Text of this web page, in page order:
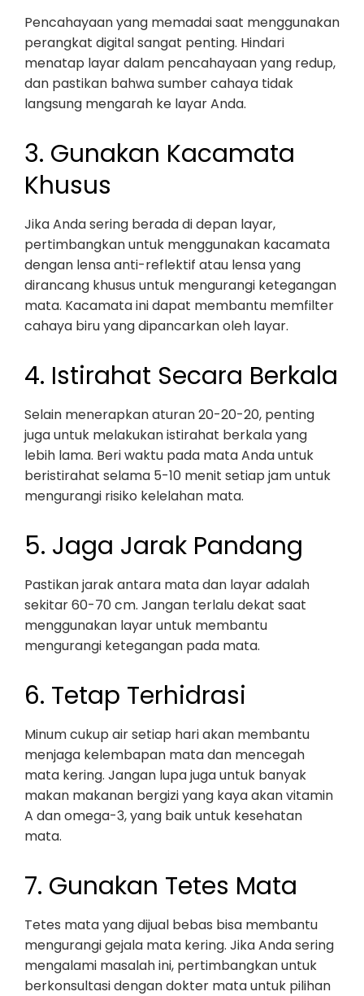
Pencahayaan yang memadai saat menggunakan
perangkat digital sangat penting. Hindari
menatap layar dalam pencahayaan yang redup,
dan pastikan bahwa sumber cahaya tidak
langsung mengarah ke layar Anda.
3. Gunakan Kacamata
Khusus
Jika Anda sering berada di depan layar,
pertimbangkan untuk menggunakan kacamata
dengan lensa anti-reflektif atau lensa yang
dirancang khusus untuk mengurangi ketegangan
mata. Kacamata ini dapat membantu memfilter
cahaya biru yang dipancarkan oleh layar.
4. Istirahat Secara Berkala
Selain menerapkan aturan 20-20-20, penting
juga untuk melakukan istirahat berkala yang
lebih lama. Beri waktu pada mata Anda untuk
beristirahat selama 5-10 menit setiap jam untuk
mengurangi risiko kelelahan mata.
5. Jaga Jarak Pandang
Pastikan jarak antara mata dan layar adalah
sekitar 60-70 cm. Jangan terlalu dekat saat
menggunakan layar untuk membantu
mengurangi ketegangan pada mata.
6. Tetap Terhidrasi
Minum cukup air setiap hari akan membantu
menjaga kelembapan mata dan mencegah
mata kering. Jangan lupa juga untuk banyak
makan makanan bergizi yang kaya akan vitamin
A dan omega-3, yang baik untuk kesehatan
mata.
7. Gunakan Tetes Mata
Tetes mata yang dijual bebas bisa membantu
mengurangi gejala mata kering. Jika Anda sering
mengalami masalah ini, pertimbangkan untuk
berkonsultasi dengan dokter mata untuk pilihan